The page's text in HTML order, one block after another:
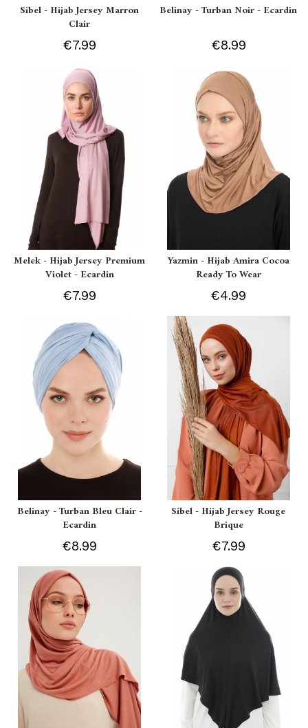
Sibel - Hijab Jersey Marron
Clair
€7.99
Belinay - Turban Noir - Ecardin
€8.99
Melek - Hijab Jersey Premium
Violet - Ecardin
€7.99
Yazmin - Hijab Amira Cocoa
Ready To Wear
€4.99
Belinay - Turban Bleu Clair -
Ecardin
€8.99
Sibel - Hijab Jersey Rouge
Brique
€7.99